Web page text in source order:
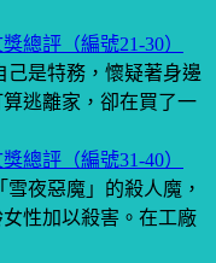
總評（編號21-30）
己是特務，懷疑著身邊
逃離家，卻在買了一
總評（編號31-40）
夜惡魔」的殺人魔，
性加以殺害。在工廠